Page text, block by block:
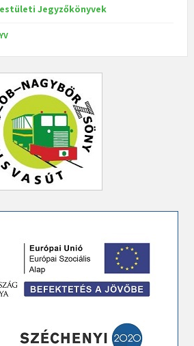
Jegyzőkönyvek